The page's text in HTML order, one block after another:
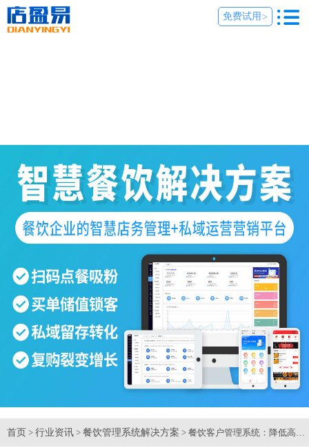
免费试用 >
首页 > 行业资讯 > 餐饮管理系统解决方案 > 餐饮客户管理系统：降低高